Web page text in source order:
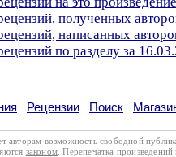
полученных
написанных
по разделу за
Рецензии Поиск
авторам возможность свободной
законом . Перепечатка